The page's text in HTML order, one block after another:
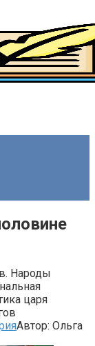
Народы
царя
Автор: Ольга